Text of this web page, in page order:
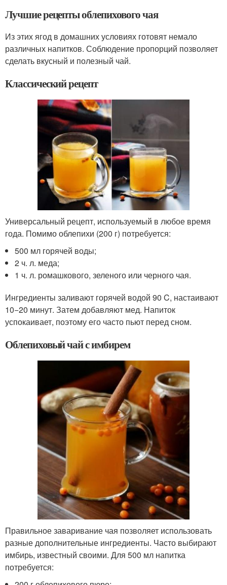
Лучшие рецепты облепихового чая
Из этих ягод в домашних условиях готовят немало
различных напитков. Соблюдение пропорций позволяет
сделать вкусный и полезный чай.
Классический рецепт
Универсальный рецепт, используемый в любое время
года. Помимо облепихи (200 г) потребуется:
500 мл горячей воды;
2 ч. л. меда;
1 ч. л. ромашкового, зеленого или черного чая.
Ингредиенты заливают горячей водой 90 C, настаивают
10−20 минут. Затем добавляют мед. Напиток
успокаивает, поэтому его часто пьют перед сном.
Облепиховый чай с имбирем
Правильное заваривание чая позволяет использовать
разные дополнительные ингредиенты. Часто выбирают
имбирь, известный своими. Для 500 мл напитка
потребуется: